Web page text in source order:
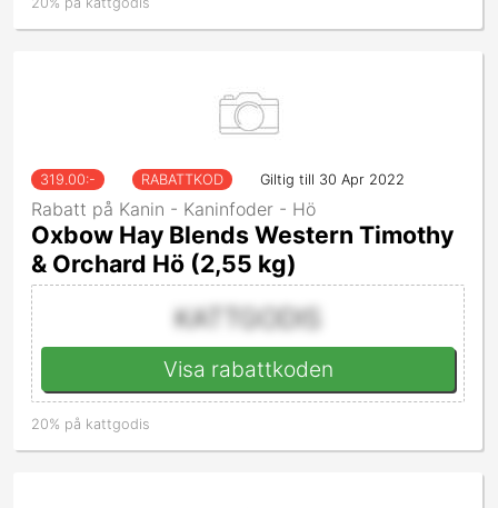
319.00:- RABATTKOD Giltig till 30 Apr 2022
Rabatt på Kanin - Kaninfoder - Hö
Oxbow Hay Blends Western Timothy
& Orchard Hö (2,55 kg)
KATTGODIS
Visa rabattkoden
20% på kattgodis